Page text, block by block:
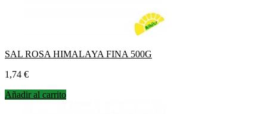
SAL ROSA HIMALAYA FINA 500G
Precio
1,74 €
Añadir al carrito